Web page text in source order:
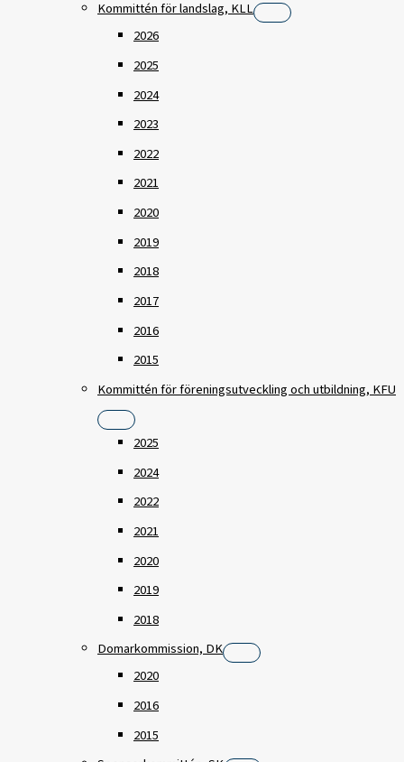
Kommittén för landslag, KLL
2026
2025
2024
2023
2022
2021
2020
2019
2018
2017
2016
2015
Kommittén för föreningsutveckling och utbildning, KFU
2025
2024
2022
2021
2020
2019
2018
Domarkommission, DK
2020
2016
2015